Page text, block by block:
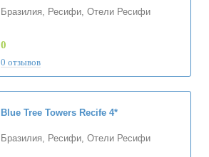
Бразилия, Ресифи, Отели Ресифи
0
0 отзывов
Blue Tree Towers Recife 4*
Бразилия, Ресифи, Отели Ресифи